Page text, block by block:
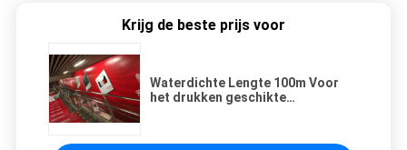
Krijg de beste prijs voor
Waterdichte Lengte 100m Voor
het drukken geschikte